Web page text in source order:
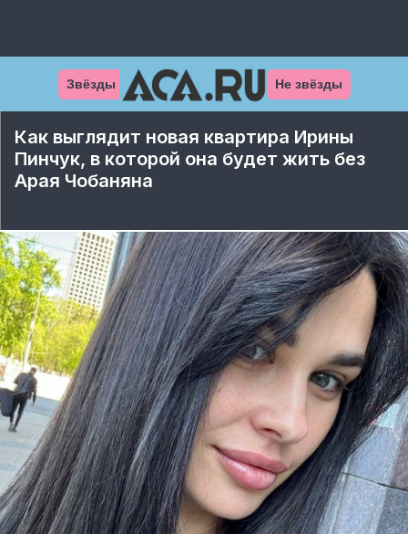
Звёзды Не звёзды
Как выглядит новая квартира Ирины
Пинчук, в которой она будет жить без
Арая Чобаняна